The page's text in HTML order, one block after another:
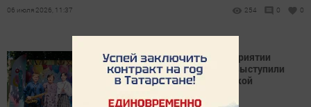
06 июля 2026, 11:37 254 0 0
В Республиканском мероприятии
«Библиотека без границ» выступили
учащиеся Камско-Полянской